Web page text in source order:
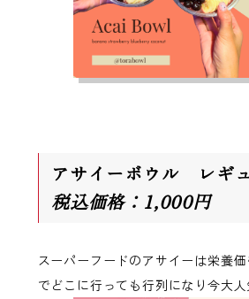
アサイーボウル レギ
税込価格：1,000円
スーパーフードのアサイーは栄養
でどこに行っても行列になり今大人